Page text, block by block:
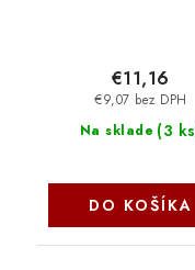
Na sklade (3 ks
€9,07 bez DPH
€11,16
DO KOŠÍKA